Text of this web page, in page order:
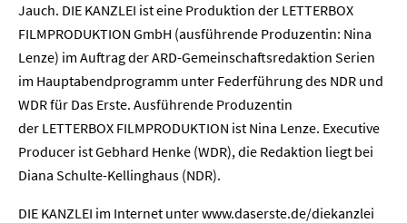
Jauch. DIE KANZLEI ist eine Produktion der LETTERBOX
FILMPRODUKTION GmbH (ausführende Produzentin: Nina
Lenze) im Auftrag der ARD-Gemeinschaftsredaktion Serien
im Hauptabendprogramm unter Federführung des NDR und
WDR für Das Erste. Ausführende Produzentin
der LETTERBOX FILMPRODUKTION ist Nina Lenze. Executive
Producer ist Gebhard Henke (WDR), die Redaktion liegt bei
Diana Schulte-Kellinghaus (NDR).
DIE KANZLEI im Internet unter www.daserste.de/diekanzlei
Home